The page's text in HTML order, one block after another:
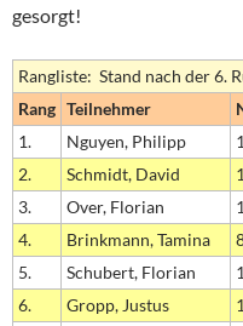
gesorgt!
Rangliste: Stand nach der 6.
Rang Teilnehmer
1.
Nguyen, Philipp
2.
Schmidt, David
3.
Over, Florian
4.
Brinkmann, Tamina
5.
Schubert, Florian
6.
Gropp, Justus